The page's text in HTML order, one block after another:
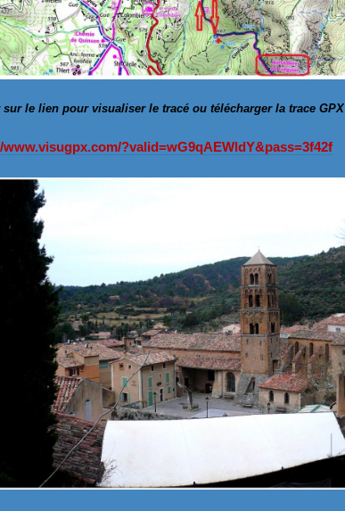
sur le lien pour visualiser le tracé ou télécharger la trace GPX
?valid=wG9qAEWldY&pass=3f42f